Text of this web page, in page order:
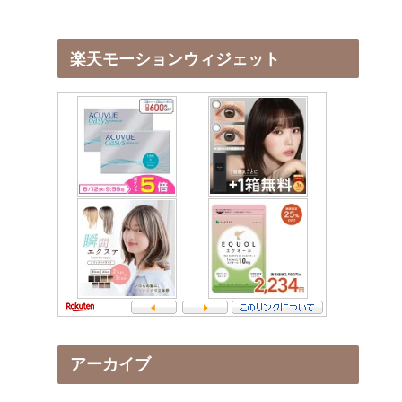
楽天モーションウィジェット
アーカイブ